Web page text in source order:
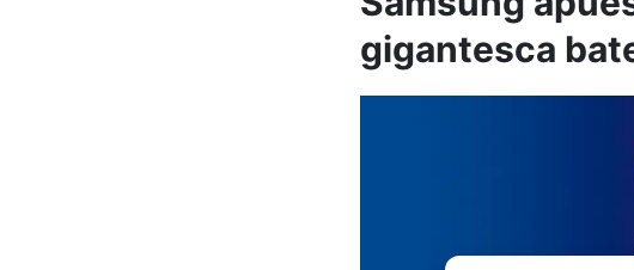
gigantesca